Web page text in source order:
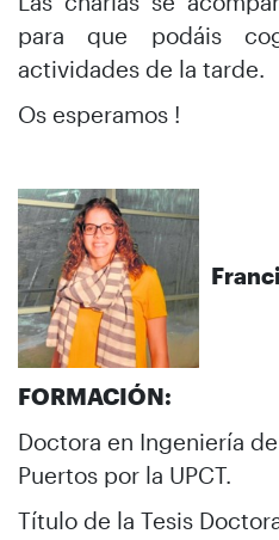
para que podáis
actividades de la tarde.
Os esperamos !
FORMACIÓN:
Doctora en Ingeniería
Puertos por la UPCT.
Título de la Tesis